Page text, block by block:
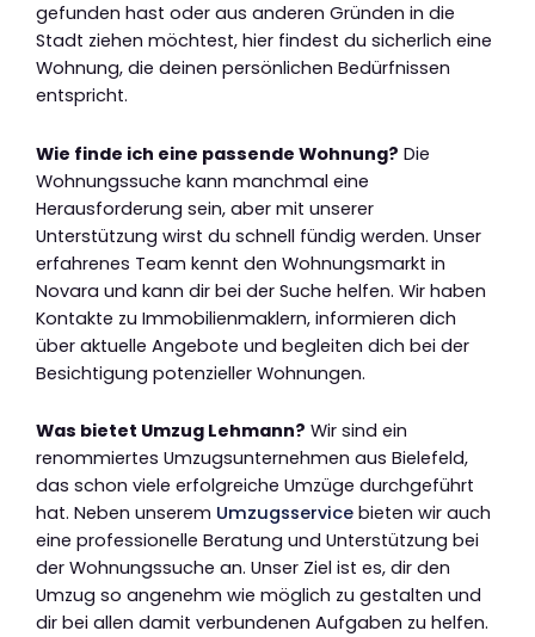
gefunden hast oder aus anderen Gründen in die
Stadt ziehen möchtest, hier findest du sicherlich eine
Wohnung, die deinen persönlichen Bedürfnissen
entspricht.
Wie finde ich eine passende Wohnung? Die
Wohnungssuche kann manchmal eine
Herausforderung sein, aber mit unserer
Unterstützung wirst du schnell fündig werden. Unser
erfahrenes Team kennt den Wohnungsmarkt in
Novara und kann dir bei der Suche helfen. Wir haben
Kontakte zu Immobilienmaklern, informieren dich
über aktuelle Angebote und begleiten dich bei der
Besichtigung potenzieller Wohnungen.
Was bietet Umzug Lehmann? Wir sind ein
renommiertes Umzugsunternehmen aus Bielefeld,
das schon viele erfolgreiche Umzüge durchgeführt
hat. Neben unserem Umzugsservice bieten wir auch
eine professionelle Beratung und Unterstützung bei
der Wohnungssuche an. Unser Ziel ist es, dir den
Umzug so angenehm wie möglich zu gestalten und
dir bei allen damit verbundenen Aufgaben zu helfen.